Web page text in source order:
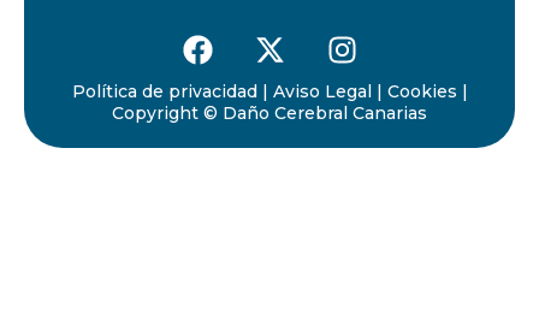
Política de privacidad| Aviso Legal| Cookies |
Copyright © Daño Cerebral Canarias